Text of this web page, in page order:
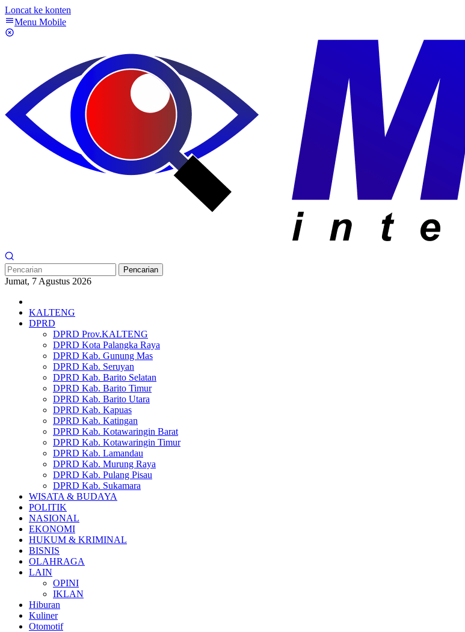
Loncat ke konten
Menu Mobile
Pencarian
Jumat, 7 Agustus 2026
KALTENG
DPRD
DPRD Prov.KALTENG
DPRD Kota Palangka Raya
DPRD Kab. Gunung Mas
DPRD Kab. Seruyan
DPRD Kab. Barito Selatan
DPRD Kab. Barito Timur
DPRD Kab. Barito Utara
DPRD Kab. Kapuas
DPRD Kab. Katingan
DPRD Kab. Kotawaringin Barat
DPRD Kab. Kotawaringin Timur
DPRD Kab. Lamandau
DPRD Kab. Murung Raya
DPRD Kab. Pulang Pisau
DPRD Kab. Sukamara
WISATA & BUDAYA
POLITIK
NASIONAL
EKONOMI
HUKUM & KRIMINAL
BISNIS
OLAHRAGA
LAIN
OPINI
IKLAN
Hiburan
Kuliner
Otomotif